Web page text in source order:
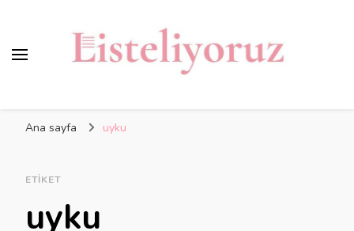
Ana sayfa uyku
ETIKET
uyku